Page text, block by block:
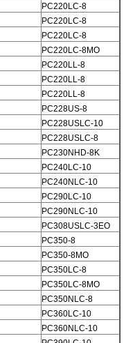
PC220LC-8
PC220LC-8
PC220LC-8
PC220LC-8MO
PC220LL-8
PC220LL-8
PC220LL-8
PC228US-8
PC228USLC-10
PC228USLC-8
PC230NHD-8K
PC240LC-10
PC240NLC-10
PC290LC-10
PC290NLC-10
PC308USLC-3EO
PC350-8
PC350-8MO
PC350LC-8
PC350LC-8MO
PC350NLC-8
PC360LC-10
PC360NLC-10